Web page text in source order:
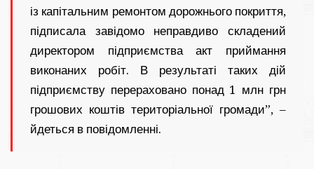
із капітальним ремонтом дорожнього покриття,
підписала завідомо неправдиво складений
директором підприємства акт приймання
виконаних робіт. В результаті таких дій
підприємству перераховано понад 1 млн грн
грошових коштів територіальної громади”, –
йдеться в повідомленні.